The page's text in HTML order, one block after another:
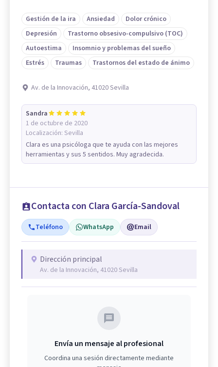
Gestión de la ira Ansiedad
Dolor crónico
Depresión
Trastorno obsesivo-compulsivo (TOC)
Autoestima
Insomnio y problemas del sueño
Estrés
Traumas Trastornos del estado de ánimo
Av. de la Innovación, 41020 Sevilla
Sandra
1 de octubre de 2020
Localización: Sevilla
Clara es una psicóloga que te ayuda con las mejores
herramientas y sus 5 sentidos. Muy agradecida.
Contacta con Clara García-Sandoval
Teléfono WhatsApp Email
Dirección principal
Av. de la Innovación, 41020 Sevilla
Envía un mensaje al profesional
Coordina una sesión directamente mediante